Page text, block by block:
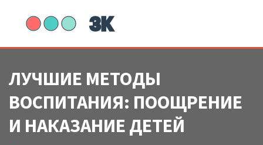
ЛУЧШИЕ МЕТОДЫ
ВОСПИТАНИЯ: ПООЩРЕНИЕ
И НАКАЗАНИЕ ДЕТЕЙ